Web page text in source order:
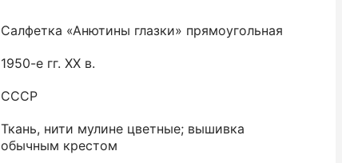
Салфетка «Анютины глазки» прямоугольная
1950-е гг. XX в.
СССР
Ткань, нити мулине цветные; вышивка
обычным крестом